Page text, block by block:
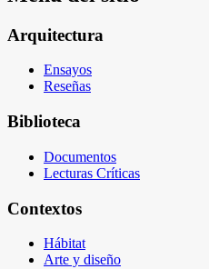
Arquitectura
Ensayos
Reseñas
Biblioteca
Documentos
Lecturas Críticas
Contextos
Hábitat
Arte y diseño